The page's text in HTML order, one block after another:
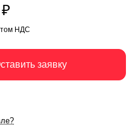
НДС
заявку